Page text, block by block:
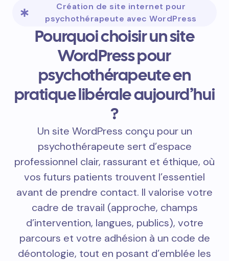
Création de site internet pour
psychothérapeute avec WordPress
Pourquoi choisir un site
WordPress pour
psychothérapeute en
pratique libérale aujourd’hui
?
Un site WordPress conçu pour un
psychothérapeute sert d’espace
professionnel clair, rassurant et éthique, où
vos futurs patients trouvent l’essentiel
avant de prendre contact. Il valorise votre
cadre de travail (approche, champs
d’intervention, langues, publics), votre
parcours et votre adhésion à un code de
déontologie, tout en posant d’emblée les